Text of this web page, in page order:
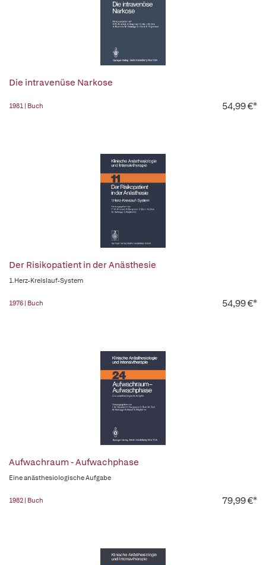
Die intravenüse Narkose
1981 | Buch 54,99 €*
Der Risikopatient in der Anästhesie
1.Herz-Kreislauf-System
1976 | Buch 54,99 €*
Aufwachraum - Aufwachphase
Eine anästhesiologische Aufgabe
1982 | Buch 79,99 €*